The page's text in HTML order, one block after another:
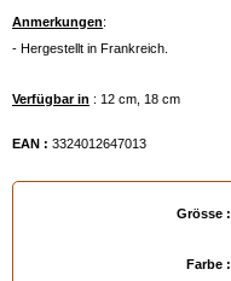
Anmerkungen:
- Hergestellt in Frankreich.
Verfügbar in : 12 cm, 18 cm
EAN : 3324012647013
Grösse :
Farbe :